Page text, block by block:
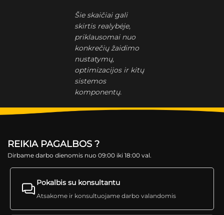
Šie skaičiai gali
skirtis realybėje,
priklausomai nuo
konkrečių žaidimo
nustatymų,
optimizacijos ir kitų
sistemos
komponentų.
REIKIA PAGALBOS ?
Dirbame darbo dienomis nuo 09:00 iki 18:00 val.
Pokalbis su konsultantu
Atsakome ir konsultuojame darbo valandomis